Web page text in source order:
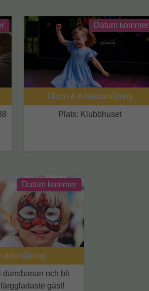
Datum kommer
Disco & Ansiktsmålning
Plats: Klubbhuset
Datum kommer
dansbanan och bli
gäst!